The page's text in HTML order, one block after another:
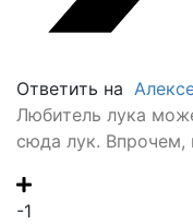
Ответить на
Любитель лука
сюда лук. Впрочем,
-1